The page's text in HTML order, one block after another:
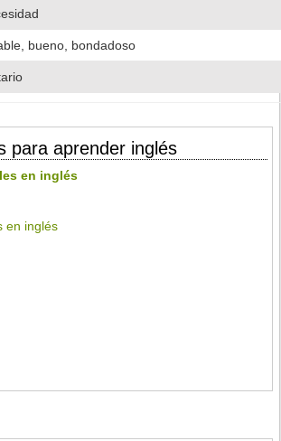
bueno, bondadoso
para aprender inglés
en inglés
en inglés